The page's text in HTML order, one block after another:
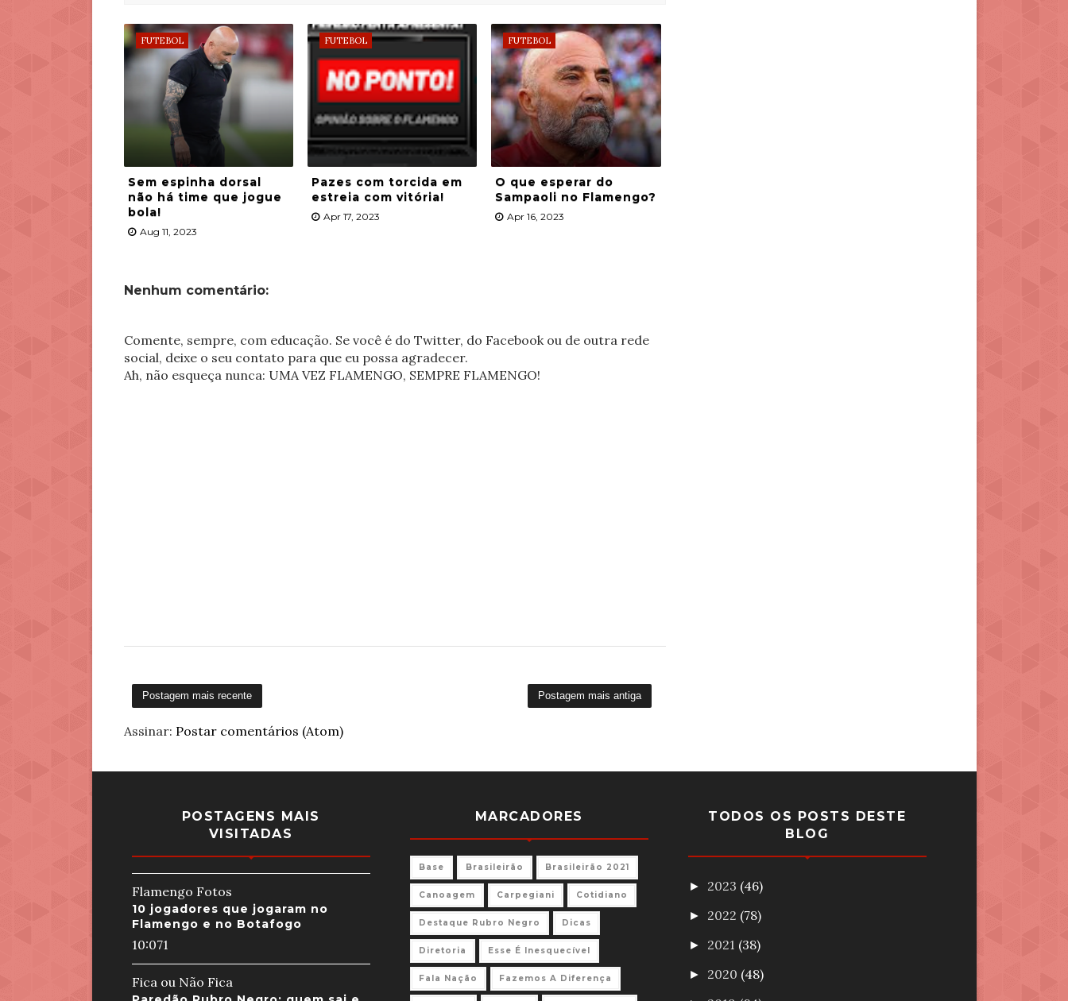
FUTEBOL
Sem espinha dorsal
não há time que jogue
bola!
Aug 11, 2023
FUTEBOL
Pazes com torcida em
estreia com vitória!
Apr 17, 2023
FUTEBOL
O que esperar do
Sampaoli no Flamengo?
Apr 16, 2023
Nenhum comentário:
Comente, sempre, com educação. Se você é do Twitter, do Facebook ou de outra rede
social, deixe o seu contato para que eu possa agradecer.
Ah, não esqueça nunca: UMA VEZ FLAMENGO, SEMPRE FLAMENGO!
Postagem mais recente Postagem mais antiga
Assinar: Postar comentários (Atom)
POSTAGENS MAIS
VISITADAS
Flamengo Fotos
10 jogadores que jogaram no
Flamengo e no Botafogo
10:071
Fica ou Não Fica
MARCADORES
Base Brasileirão Brasileirão 2021
Canoagem Carpegiani Cotidiano
Destaque Rubro Negro Dicas
Diretoria Esse É Inesquecível
Fala Nação Fazemos A Diferença
TODOS OS POSTS DESTE
BLOG
► 2023 (46)
► 2022 (78)
► 2021 (38)
► 2020 (48)